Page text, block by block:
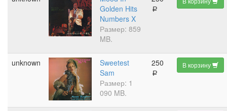
Golden Hits
Numbers X
Размер: 859
MB.
a
unknown
Sweetest
Sam
Размер: 1
090 MB.
250
a
В корзину